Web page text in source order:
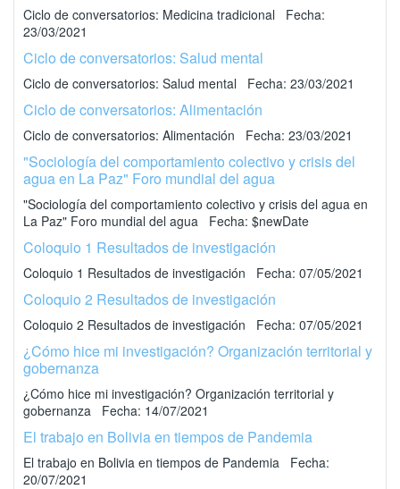
Ciclo de conversatorios: Medicina tradicional Fecha:
23/03/2021
Ciclo de conversatorios: Salud mental
Ciclo de conversatorios: Salud mental Fecha: 23/03/2021
Ciclo de conversatorios: Alimentación
Ciclo de conversatorios: Alimentación Fecha: 23/03/2021
"Sociología del comportamiento colectivo y crisis del
agua en La Paz" Foro mundial del agua
"Sociología del comportamiento colectivo y crisis del agua en
La Paz" Foro mundial del agua Fecha: $newDate
Coloquio 1 Resultados de investigación
Coloquio 1 Resultados de investigación Fecha: 07/05/2021
Coloquio 2 Resultados de investigación
Coloquio 2 Resultados de investigación Fecha: 07/05/2021
¿Cómo hice mi investigación? Organización territorial y
gobernanza
¿Cómo hice mi investigación? Organización territorial y
gobernanza Fecha: 14/07/2021
El trabajo en Bolivia en tiempos de Pandemia
El trabajo en Bolivia en tiempos de Pandemia Fecha:
20/07/2021